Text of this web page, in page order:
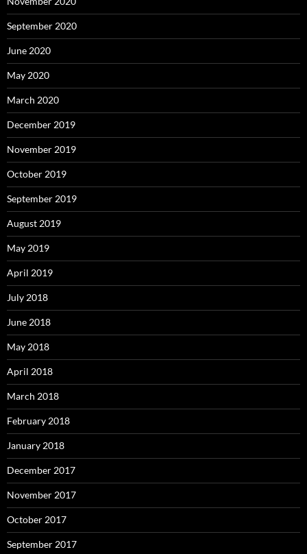
September 2020
June 2020
May 2020
March 2020
December 2019
November 2019
October 2019
September 2019
August 2019
May 2019
April 2019
July 2018
June 2018
May 2018
April 2018
March 2018
February 2018
January 2018
December 2017
November 2017
October 2017
September 2017